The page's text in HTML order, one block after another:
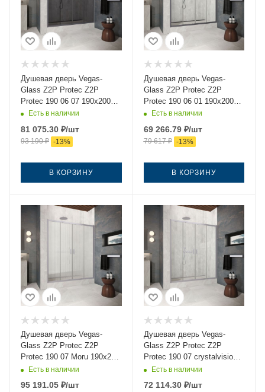
Душевая дверь Vegas-
Glass Z2P Protec Z2P
Protec 190 06 07 190х200
стекло тонированное
Есть в наличии
81 075.30 ₽/шт
93 190₽ -13%
В КОРЗИНУ
Душевая дверь Vegas-
Glass Z2P Protec Z2P
Protec 190 06 01 190х200
стекло прозрачное
Есть в наличии
69 266.79₽/шт
79 617₽ -13%
В КОРЗИНУ
Душевая дверь Vegas-
Glass Z2P Protec Z2P
Protec 190 07 Moru 190х200
стекло рифленое профиль
Есть в наличии
95 191.05 ₽/шт
Душевая дверь Vegas-
Glass Z2P Protec Z2P
Protec 190 07 crystalvision
190х200 стекло прозрачное
профиль хром
Есть в наличии
72 114.30₽/шт